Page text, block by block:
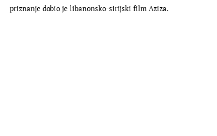
priznanje dobio je libanonsko-sirijski film Aziza.